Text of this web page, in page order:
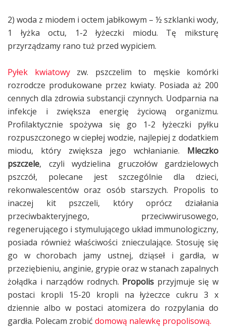
2) woda z miodem i octem jabłkowym – ½ szklanki wody,
1 łyżka octu, 1-2 łyżeczki miodu. Tę miksturę
przyrządzamy rano tuż przed wypiciem.
Pyłek kwiatowyzw. pszczelim to męskie komórki
rozrodcze produkowane przez kwiaty. Posiada aż 200
cennych dla zdrowia substancji czynnych. Uodparnia na
infekcje i zwiększa energię życiową organizmu.
Profilaktycznie spożywa się go 1-2 łyżeczki pyłku
rozpuszczonego w ciepłej wodzie, najlepiej z dodatkiem
miodu, który zwiększa jego wchłanianie. Mleczko
pszczele, czyli wydzielina gruczołów gardzielowych
pszczół, polecane jest szczególnie dla dzieci,
rekonwalescentów oraz osób starszych. Propolis to
inaczej kit pszczeli, który oprócz działania
przeciwbakteryjnego, przeciwwirusowego,
regenerującego i stymulującego układ immunologiczny,
posiada również właściwości znieczulające. Stosuję się
go w chorobach jamy ustnej, dziąseł i gardła, w
przeziębieniu, anginie, grypie oraz w stanach zapalnych
żołądka i narządów rodnych. Propolis przyjmuje się w
postaci kropli 15-20 kropli na łyżeczce cukru 3 x
dziennie albo w postaci atomizera do rozpylania do
gardła. Polecam zrobić domową nalewkę propolisową.